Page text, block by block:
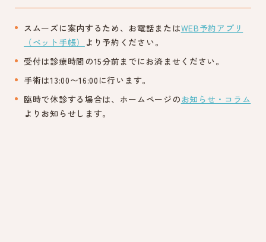
スムーズに案内するため、お電話またはWEB予約アプリ
（ペット手帳）
より予約ください。
受付は診療時間の15分前までにお済ませください。
手術は13:00〜16:00に行います。
臨時で休診する場合は、ホームページの お知らせ・コラム
よりお知らせします。